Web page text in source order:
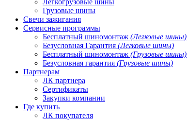
Легкогрузовые шины
Грузовые шины
Свечи зажигания
Сервисные программы
Бесплатный шиномонтаж (Легковые шины)
Безусловная Гарантия (Легковые шины)
Бесплатный шиномонтаж (Грузовые шины)
Безусловная гарантия (Грузовые шины)
Партнерам
ЛК партнера
Сертификаты
Закупки компании
Где купить
ЛК покупателя